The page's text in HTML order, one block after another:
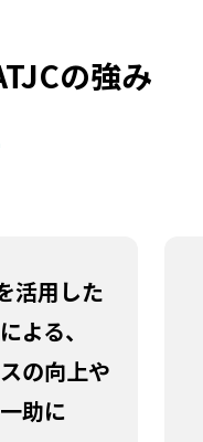
の強み
活用した
よる、
の向上や
助に